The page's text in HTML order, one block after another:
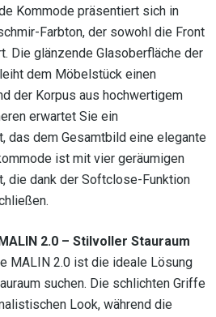
Kommode präsentiert sich in
Farbton, der sowohl die Front
Die glänzende Glasoberfläche der
dem Möbelstück einen
der Korpus aus hochwertigem
erwartet Sie ein
das dem Gesamtbild eine elegante
ist mit vier geräumigen
die dank der Softclose-Funktion
2.0 – Stilvoller Stauraum
MALIN 2.0 ist die ideale Lösung
suchen. Die schlichten Griffe
Look, während die